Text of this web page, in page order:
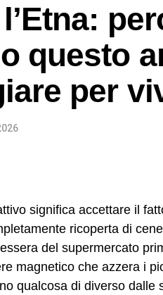
questo
per
significa accettare il
ricoperta di
del supermercato
magnetico che azzera i
qualcosa di diverso dalle